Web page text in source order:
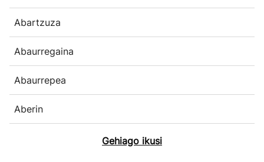
Abartzuza
Abaurregaina
Abaurrepea
Aberin
Gehiago ikusi